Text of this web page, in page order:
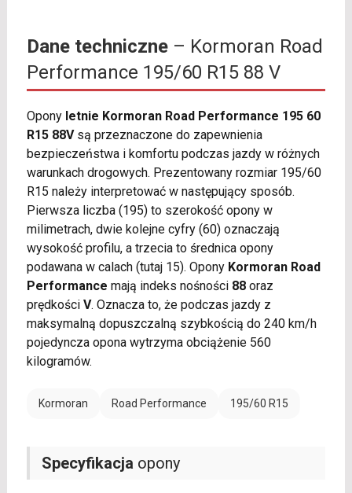
Dane techniczne– Kormoran Road
Performance 195/60 R15 88 V
Opony letnie Kormoran Road Performance 195 60
R15 88Vsą przeznaczone do zapewnienia
bezpieczeństwa i komfortu podczas jazdy w różnych
warunkach drogowych. Prezentowany rozmiar 195/60
R15 należy interpretować w następujący sposób.
Pierwsza liczba (195) to szerokość opony w
milimetrach, dwie kolejne cyfry (60) oznaczają
wysokość profilu, a trzecia to średnica opony
podawana w calach (tutaj 15). Opony Kormoran Road
Performance mają indeks nośności 88oraz
prędkości V. Oznacza to, że podczas jazdy z
maksymalną dopuszczalną szybkością do 240 km/h
pojedyncza opona wytrzyma obciążenie 560
kilogramów.
Kormoran Road Performance 195/60 R15
Specyfikacja opony